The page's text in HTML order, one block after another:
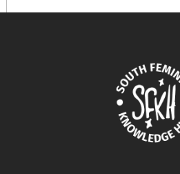
Gendered inequalities of
Findings from a multi-country